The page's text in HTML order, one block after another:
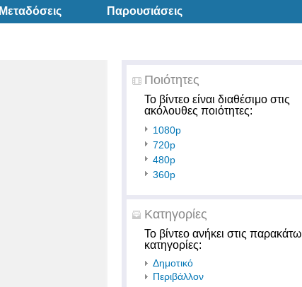
Μεταδόσεις Παρουσιάσεις
Ποιότητες
Το βίντεο είναι διαθέσιμο στις
ακόλουθες ποιότητες:
1080p
720p
480p
360p
Κατηγορίες
Το βίντεο ανήκει στις παρακάτω
κατηγορίες:
Δημοτικό
Περιβάλλον